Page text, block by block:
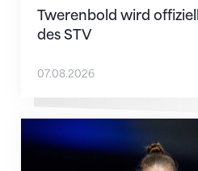
Twerenbold wird
des STV
07.08.2026